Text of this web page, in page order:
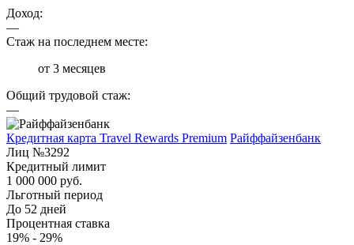
Доход:
—
Стаж на последнем месте:
от 3 месяцев
Общий трудовой стаж:
—
Кредитная карта Travel Rewards Premium Райффайзенбанк
Лиц №3292
Кредитный лимит
1 000 000 руб.
Льготный период
До 52 дней
Процентная ставка
19% - 29%